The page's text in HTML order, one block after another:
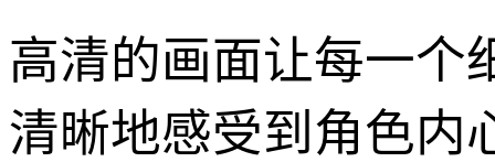
高清的画面让每一个
清晰地感受到角色内